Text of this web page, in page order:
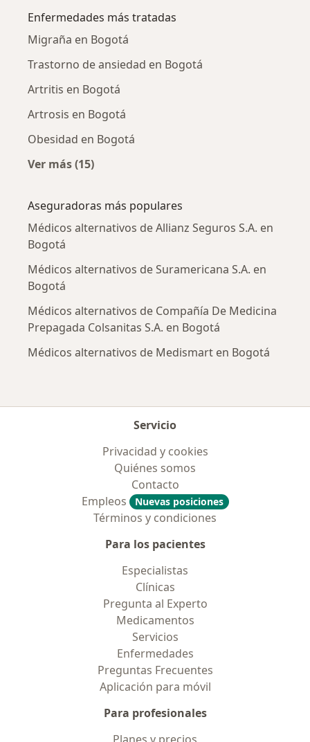
Enfermedades más tratadas
Migraña en Bogotá
Trastorno de ansiedad en Bogotá
Artritis en Bogotá
Artrosis en Bogotá
Obesidad en Bogotá
Ver más (15)
Aseguradoras más populares
Médicos alternativos de Allianz Seguros S.A. en
Bogotá
Médicos alternativos de Suramericana S.A. en
Bogotá
Médicos alternativos de Compañía De Medicina
Prepagada Colsanitas S.A. en Bogotá
Médicos alternativos de Medismart en Bogotá
Servicio
Privacidad y cookies
Quiénes somos
Contacto
Empleos
Nuevas posiciones
Términos y condiciones
Para los pacientes
Especialistas
Clínicas
Pregunta al Experto
Medicamentos
Servicios
Enfermedades
Preguntas Frecuentes
Aplicación para móvil
Para profesionales